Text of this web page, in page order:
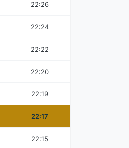
22:26
22:24
22:22
22:20
22:19
22:17
22:15